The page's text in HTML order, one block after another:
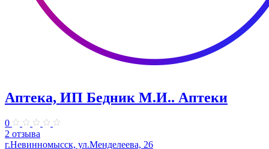
Аптека, ИП Бедник М.И.. Аптеки
0
2 отзыва
г.Невинномысск, ул.Менделеева, 26